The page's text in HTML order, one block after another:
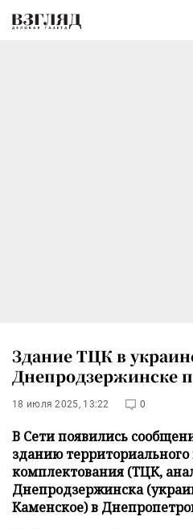
Здание ТЦК в
Днепродзержинске
18 июля 2025, 13:22 0
В Сети появились
зданию территориального
комплектования (ТЦК,
Днепродзержинска
Каменское) в